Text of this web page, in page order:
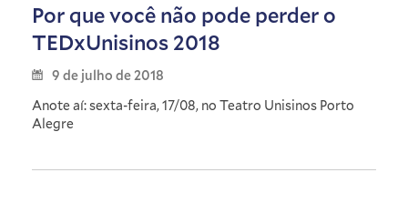
Por que você não pode perder o
TEDxUnisinos 2018
9 de julho de 2018
Anote aí: sexta-feira, 17/08, no Teatro Unisinos Porto
Alegre